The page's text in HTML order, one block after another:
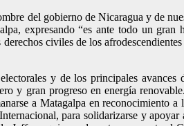
del gobierno de Nicaragua y de
expresando “es ante todo un
civiles de los
y de los principales
y gran progreso en energía
a Matagalpa en reconocimiento
para solidarizarse y